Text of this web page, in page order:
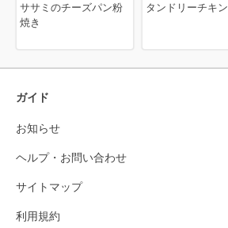
ササミのチーズパン粉
焼き
タンドリーチキン
ガイド
お知らせ
ヘルプ・お問い合わせ
サイトマップ
利用規約